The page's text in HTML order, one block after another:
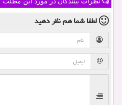
لطفا شما همنظر دهید